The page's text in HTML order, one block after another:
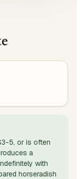
5, or is often
a
with
horseradish